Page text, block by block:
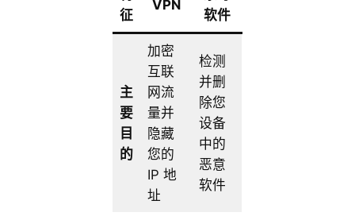
征
VPN
软件
主
要
目
的
加密
互联
网流
量并
隐藏
您的
IP 地
址
检测
并删
除您
设备
中的
恶意
软件